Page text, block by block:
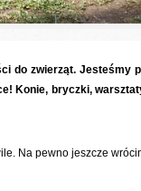
do zwierząt.
Konie, bryczki,
Na pewno jeszcze